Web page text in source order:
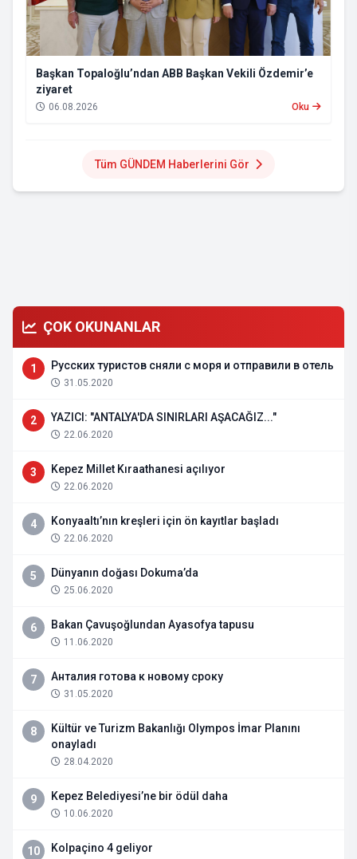
Başkan Topaloğlu’ndan ABB Başkan Vekili Özdemir’e
ziyaret
06.08.2026 Oku
Tüm GÜNDEM Haberlerini Gör
ÇOK OKUNANLAR
1 Русских туристов сняли с моря и отправили в отель
31.05.2020
2 YAZICI: "ANTALYA'DA SINIRLARI AŞACAĞIZ..."
22.06.2020
3 Kepez Millet Kıraathanesi açılıyor
22.06.2020
4 Konyaaltı’nın kreşleri için ön kayıtlar başladı
22.06.2020
5 Dünyanın doğası Dokuma’da
25.06.2020
6 Bakan Çavuşoğlundan Ayasofya tapusu
11.06.2020
7 Анталия готова к новому сроку
31.05.2020
8
Kültür ve Turizm Bakanlığı Olympos İmar Planını
onayladı
28.04.2020
9 Kepez Belediyesi’ne bir ödül daha
10.06.2020
10 Kolpaçino 4 geliyor